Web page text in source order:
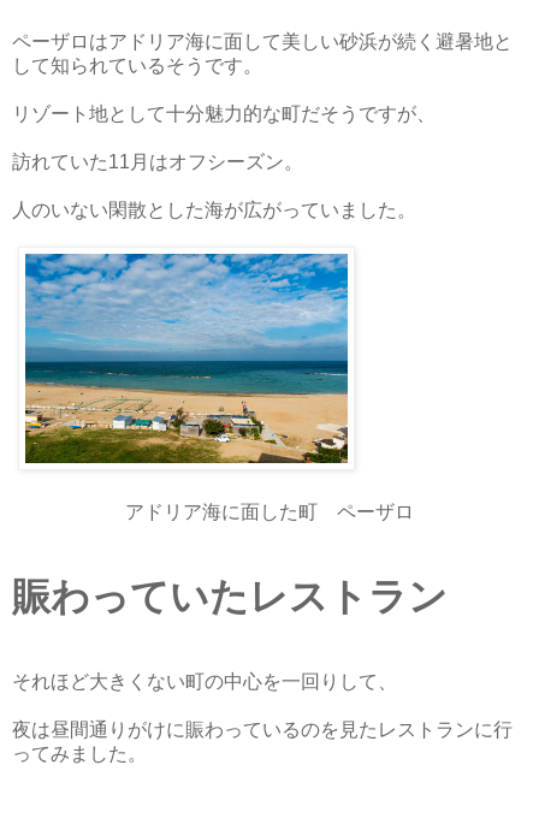
ペーザロはアドリア海に面して美しい砂浜が続く避暑地と
して知られているそうです。
リゾート地として十分魅力的な町だそうですが、
訪れていた11月はオフシーズン。
人のいない閑散とした海が広がっていました。
アドリア海に面した町 ペーザロ
賑わっていたレストラン
それほど大きくない町の中心を一回りして、
夜は昼間通りがけに賑わっているのを見たレストランに行
ってみました。